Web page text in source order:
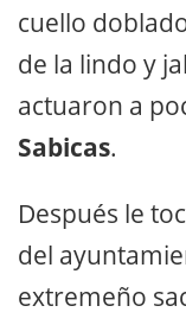
cuello
de la lindo y
actuaron a
Sabicas.
Después le
del
extremeño